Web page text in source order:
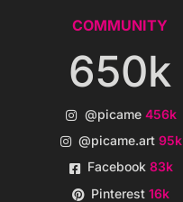
COMMUNITY
650k
@picame 456k
@picame.art95k
Facebook83k
Pinterest16k